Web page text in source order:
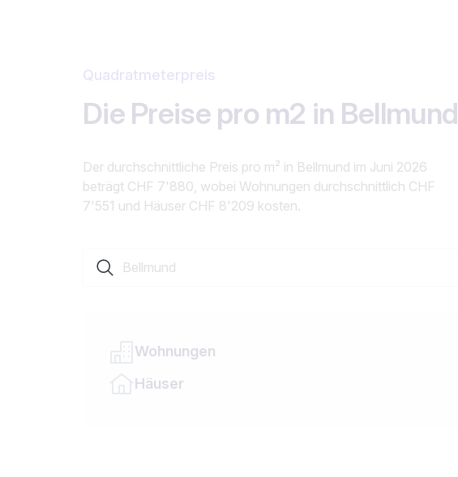
Quadratmeterpreis
Die Preise pro m2 in Bellmund
Der durchschnittliche Preis pro m² in Bellmund im Juni 2026
beträgt CHF 7'880, wobei Wohnungen durchschnittlich CHF
7'551 und Häuser CHF 8'209 kosten.
Wohnungen
Häuser